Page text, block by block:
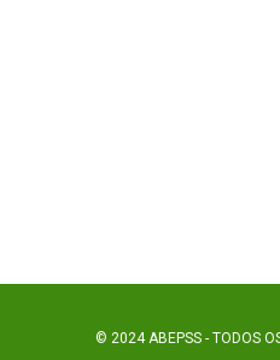
© 2024 ABEPSS - TODOS